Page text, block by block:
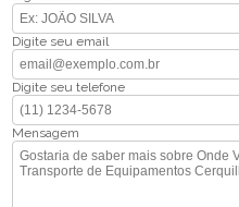
Digite seu email
Digite seu telefone
Mensagem